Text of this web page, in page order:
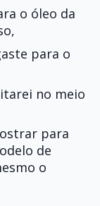
o óleo da
para o
no meio
para
de
o